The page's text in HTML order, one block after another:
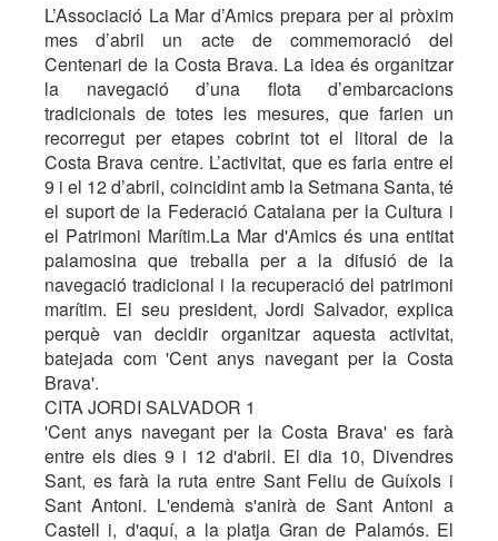
L’Associació La Mar d’Amics prepara per al pròxim
mes d’abril un acte de commemoració del
Centenari de la Costa Brava. La idea és organitzar
la navegació d’una flota d’embarcacions
tradicionals de totes les mesures, que farien un
recorregut per etapes cobrint tot el litoral de la
Costa Brava centre. L’activitat, que es faria entre el
9 i el 12 d’abril, coincidint amb la Setmana Santa, té
el suport de la Federació Catalana per la Cultura i
el Patrimoni Marítim.La Mar d'Amics és una entitat
palamosina que treballa per a la difusió de la
navegació tradicional i la recuperació del patrimoni
marítim. El seu president, Jordi Salvador, explica
perquè van decidir organitzar aquesta activitat,
batejada com 'Cent anys navegant per la Costa
Brava'.
CITA JORDI SALVADOR 1
'Cent anys navegant per la Costa Brava' es farà
entre els dies 9 i 12 d'abril. El dia 10, Divendres
Sant, es farà la ruta entre Sant Feliu de Guíxols i
Sant Antoni. L'endemà s'anirà de Sant Antoni a
Castell i, d'aquí, a la platja Gran de Palamós. El